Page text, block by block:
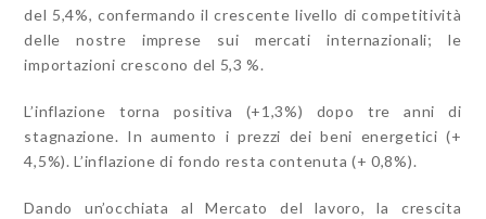
del 5,4%, confermando il crescente livello di competitività
delle nostre imprese sui mercati internazionali; le
importazioni crescono del 5,3 %.
L’inflazione torna positiva (+1,3%) dopo tre anni di
stagnazione. In aumento i prezzi dei beni energetici (+
4,5%). L’inflazione di fondo resta contenuta (+ 0,8%).
Dando un’occhiata al Mercato del lavoro, la crescita